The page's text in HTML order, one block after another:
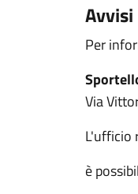
Avvisi
Per
Via
L'ufficio
è